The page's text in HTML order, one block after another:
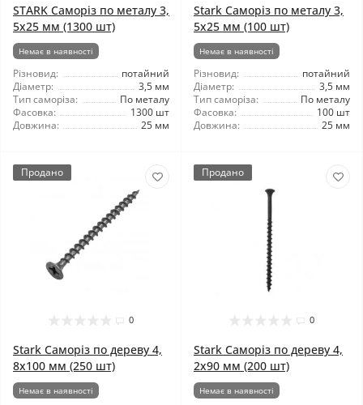
STARK Саморіз по металу 3,
5x25 мм (1300 шт)
Немає в наявності
Різновид:
потайний
Діаметр:
3,5 мм
Тип саморіза:
По металу
Фасовка:
1300 шт
Довжина:
25 мм
Stark Саморіз по металу 3,
5x25 мм (100 шт)
Немає в наявності
Різновид:
потайний
Діаметр:
3,5 мм
Тип саморіза:
По металу
Фасовка:
100 шт
Довжина:
25 мм
Продано
0
Stark Саморіз по дереву 4,
8x100 мм (250 шт)
Немає в наявності
Продано
0
Stark Саморіз по дереву 4,
2x90 мм (200 шт)
Немає в наявності